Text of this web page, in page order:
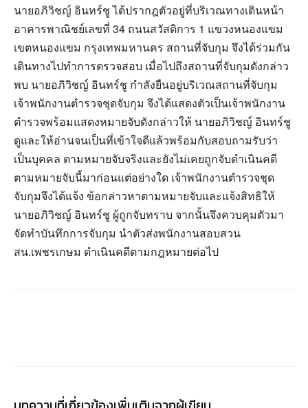
นายอภิวิชญ์ อินทร์ชู ได้ปรากฎตัวอยู่ที่บริเวณทางเดินหน้า
อาคารพาณิชย์เลขที่ 34 ถนนสวัสดิการ 1 แขวงหนองแขม
เขตหนองแขม กรุงเทพมหานคร สถานที่จับกุม จึงได้ร่วมกัน
เดินทางไปทำการตรวจสอบ เมื่อไปถึงสถานที่จับกุมดังกล่าว
พบ นายอภิวิชญ์ อินทร์ชู กำลังยืนอยู่บริเวณสถานที่จับกุม
เจ้าพนักงานตำรวจชุดจับกุม จึงได้แสดงตัวเป็นเจ้าพนักงาน
ตำรวจพร้อมแสดงหมายจับดังกล่าวให้ นายอภิวิชญ์ อินทร์ชู
ดูและให้อ่านจนเป็นที่เข้าใจดีแล้วพร้อมกับสอบถามรับว่า
เป็นบุคคล ตามหมายจับจริงและยังไม่เคยถูกจับดำเนินคดี
ตามหมายจับนี้มาก่อนแต่อย่างใด เจ้าพนักงานตำรวจชุด
จับกุมจึงได้แจ้ง ข้อกล่าวหาตามหมายจับและแจ้งสิทธิให้
นายอภิวิชญ์ อินทร์ชู ผู้ถูกจับทราบ จากนั้นจึงควบคุมตัวมา
จัดทำบันทึกการจับกุม นำตัวส่งพนักงานสอบสวน
สน.เพชรเกษม ดำเนินคดีตามกฎหมายต่อไป